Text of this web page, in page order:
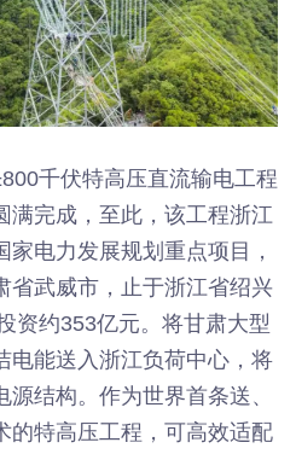
千伏特高压直流输电工程
满完成，至此，该工程浙江
电力发展规划重点项目，
省武威市，止于浙江省绍兴
资约353亿元。将甘肃大型
电能送入浙江负荷中心，将
结构。作为世界首条送、
的特高压工程，可高效适配